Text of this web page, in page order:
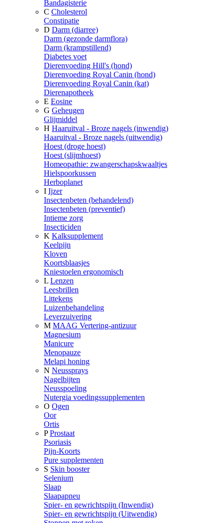
Bandagisterie
C Cholesterol
Constipatie
D Darm (diarree)
Darm (gezonde darmflora)
Darm (krampstillend)
Diabetes voet
Dierenvoeding Hill's (hond)
Dierenvoeding Royal Canin (hond)
Dierenvoeding Royal Canin (kat)
Dierenapotheek
E Eosine
G Geheugen
Glijmiddel
H Haaruitval - Broze nagels (inwendig)
Haaruitval - Broze nagels (uitwendig)
Hoest (droge hoest)
Hoest (slijmhoest)
Homeopathie: zwangerschapskwaaltjes
Hielspoorkussen
Herboplanet
I Ijzer
Insectenbeten (behandelend)
Insectenbeten (preventief)
Intieme zorg
Insecticiden
K Kalksupplement
Keelpijn
Kloven
Koortsblaasjes
Kniestoelen ergonomisch
L Lenzen
Leesbrillen
Littekens
Luizenbehandeling
Leverzuivering
M MAAG Vertering-antizuur
Magnesium
Manicure
Menopauze
Melapi honing
N Neussprays
Nagelbijten
Neusspoeling
Nutergia voedingssupplementen
O Ogen
Oor
Ortis
P Prostaat
Psoriasis
Pijn-Koorts
Pure supplementen
S Skin booster
Selenium
Slaap
Slaapapneu
Spier- en gewrichtspijn (Inwendig)
Spier- en gewrichtspijn (Uitwendig)